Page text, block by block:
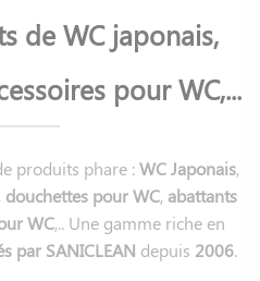
de WC japonais,
pour WC,...
produits phare :WC Japonais,
douchettes pour WC, abattants
WC,.. Une gamme riche en
par SANICLEAN depuis 2006.